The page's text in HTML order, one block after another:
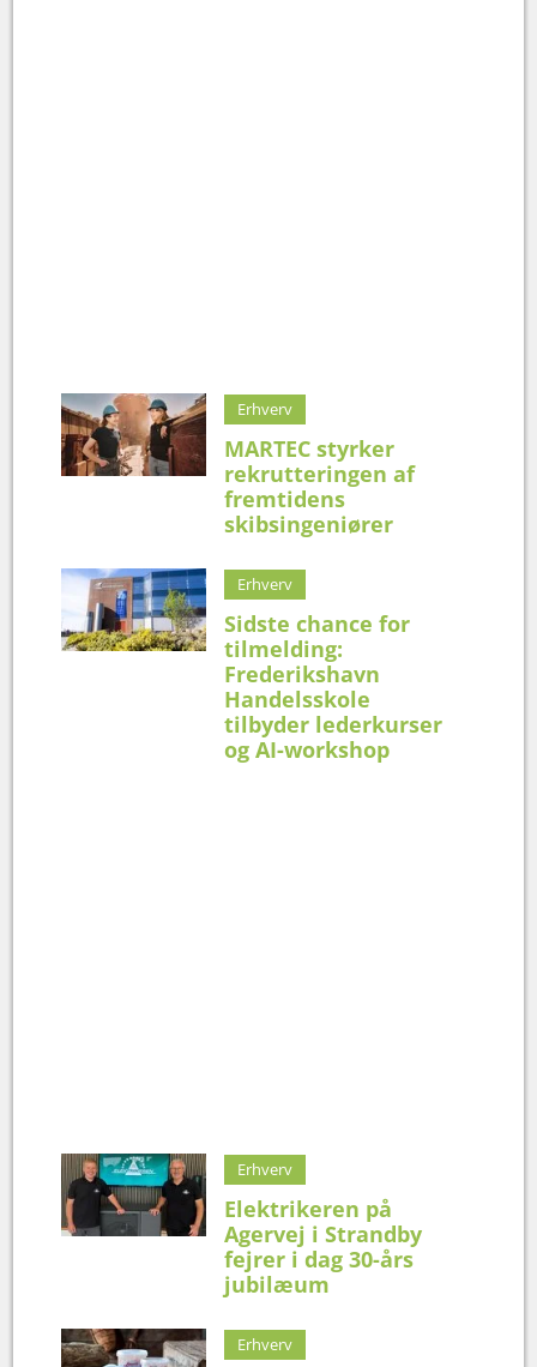
Erhverv
MARTEC styrker
rekrutteringen af
fremtidens
skibsingeniører
Erhverv
Sidste chance for
tilmelding:
Frederikshavn
Handelsskole
tilbyder lederkurser
og AI-workshop
Erhverv
Elektrikeren på
Agervej i Strandby
fejrer i dag 30-års
jubilæum
Erhverv